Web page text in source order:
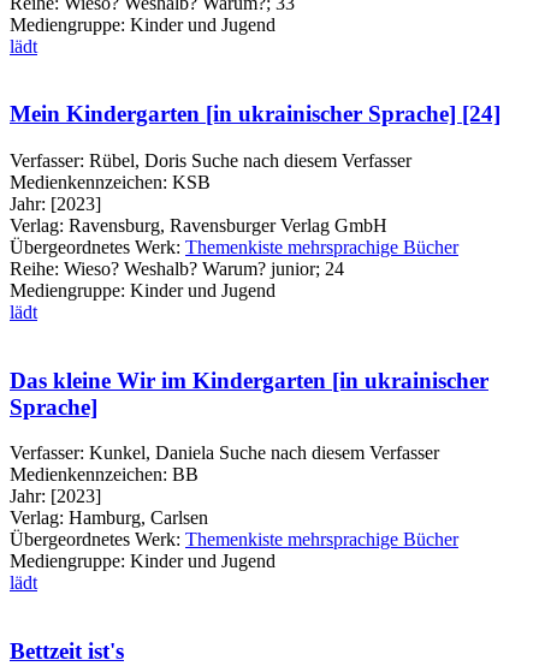
Mediengruppe: Kinder und Jugend
lädt
Mein Kindergarten [in ukrainischer Sprache] [24]
Verfasser: Rübel, Doris Suche nach diesem Verfasser
Medienkennzeichen: KSB
Jahr: [2023]
Verlag: Ravensburg, Ravensburger Verlag GmbH
Übergeordnetes Werk: Themenkiste mehrsprachige Bücher
Reihe: Wieso? Weshalb? Warum? junior; 24
Mediengruppe: Kinder und Jugend
lädt
Das kleine Wir im Kindergarten [in ukrainischer
Sprache]
Verfasser: Kunkel, Daniela Suche nach diesem Verfasser
Medienkennzeichen: BB
Jahr: [2023]
Verlag: Hamburg, Carlsen
Übergeordnetes Werk: Themenkiste mehrsprachige Bücher
Mediengruppe: Kinder und Jugend
lädt
Bettzeit ist's